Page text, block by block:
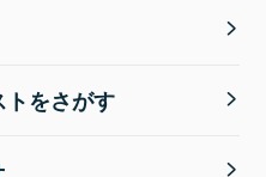
をさがす